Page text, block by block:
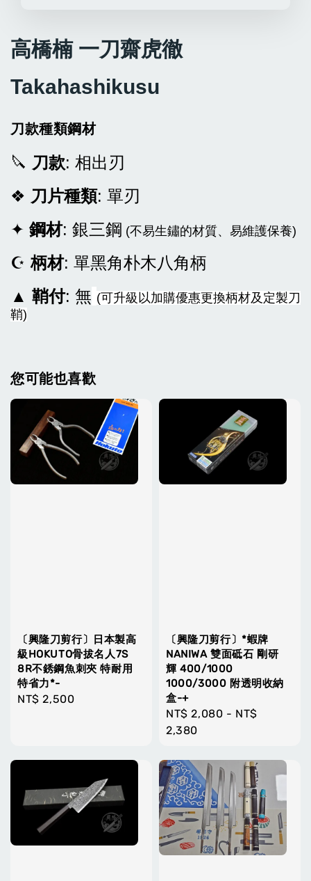
高橋楠 一刀齋虎徹
Takahashikusu
刀款種類鋼材
🔪 刀款: 相出刃
❖ 刀片種類: 單刃
✦ 鋼材: 銀三鋼 (不易生鏽的材質、易維護保養)
☪柄材: 單黑角朴木八角柄
▲ 鞘付: 無 (可升級以加購優惠更換柄材及定製刀
鞘)
您可能也喜歡
〔興隆刀剪行〕日本製高
級HOKUTO骨拔名人7S
8R不銹鋼魚刺夾 特耐用
特省力*-
Regular
NT$ 2,500
〔興隆刀剪行〕*蝦牌
NANIWA 雙面砥石 剛研
輝 400/1000
1000/3000 附透明收納
盒-+
Regular
price
NT$ 2,080 - NT$
2,380